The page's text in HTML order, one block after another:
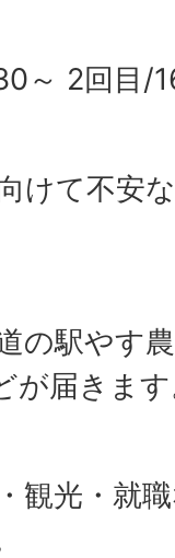
～ 2回目/
けて不安
の駅やす
が届きま
観光・就